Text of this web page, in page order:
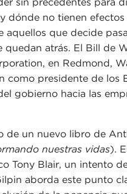
no tienen
que decide
atrás. El Bill de
en Redmond,
presidente de los
gobierno hacia las
de un nuevo libro de
nuestras vidas).
Tony Blair, un intento
aborda este punto